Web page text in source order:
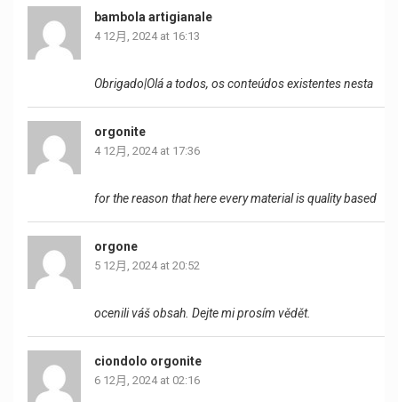
bambola artigianale
4 12月, 2024 at 16:13
Obrigado|Olá a todos, os conteúdos existentes nesta
orgonite
4 12月, 2024 at 17:36
for the reason that here every material is quality based
orgone
5 12月, 2024 at 20:52
ocenili váš obsah. Dejte mi prosím vědět.
ciondolo orgonite
6 12月, 2024 at 02:16